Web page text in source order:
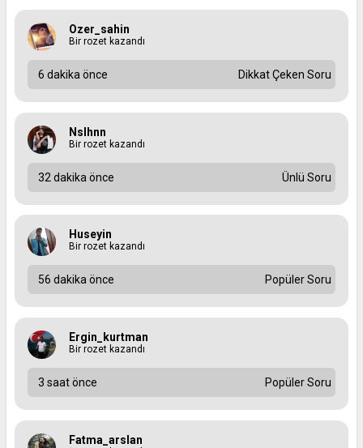
Ozer_sahin
Bir rozet kazandı
6 dakika önce Dikkat Çeken Soru
Nslhnn
Bir rozet kazandı
32 dakika önce Ünlü Soru
Huseyin
Bir rozet kazandı
56 dakika önce Popüler Soru
Ergin_kurtman
Bir rozet kazandı
3 saat önce Popüler Soru
Fatma_arslan